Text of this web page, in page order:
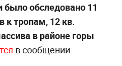
было обследовано 11
к тропам, 12 кв.
в районе горы
в сообщении.